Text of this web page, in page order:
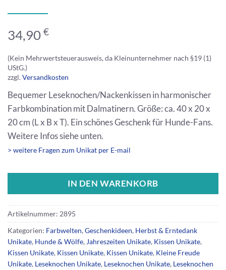
34,90 €
(Kein Mehrwertsteuerausweis, da Kleinunternehmer nach §19 (1)
UStG.)
zzgl.Versandkosten
Bequemer Leseknochen/Nackenkissen in harmonischer
Farbkombination mit Dalmatinern. Größe: ca. 40 x 20 x
20 cm (L x B x T). Ein schönes Geschenk für Hunde-Fans.
Weitere Infos siehe unten.
> weitere Fragen zum Unikat per E-mail
IN DEN WARENKORB
Artikelnummer: 2895
Kategorien: Farbwelten,Geschenkideen, Herbst & Erntedank
Unikate, Hunde & Wölfe,Jahreszeiten Unikate, Kissen Unikate,
Kissen Unikate, Kissen Unikate, Kissen Unikate, Kleine Freude
Unikate, Leseknochen Unikate, Leseknochen Unikate, Leseknochen